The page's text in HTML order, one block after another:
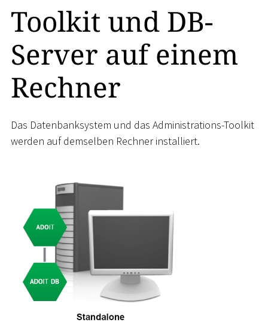
Toolkit und DB-
Server auf einem
Rechner
Das Datenbanksystem und das Administrations-Toolkit
werden auf demselben Rechner installiert.